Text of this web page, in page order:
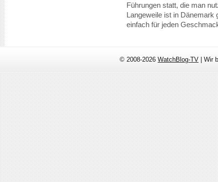
Führungen statt, die man
Langeweile ist in Dänemark
einfach für jeden
© 2008-2026 WatchBlog-TV | Wir